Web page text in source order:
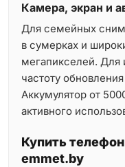
Камера, экран и
Для семейных
в сумерках и
мегапикселей. Для
частоту
Аккумулятор от
активного
Купить
emmet.by